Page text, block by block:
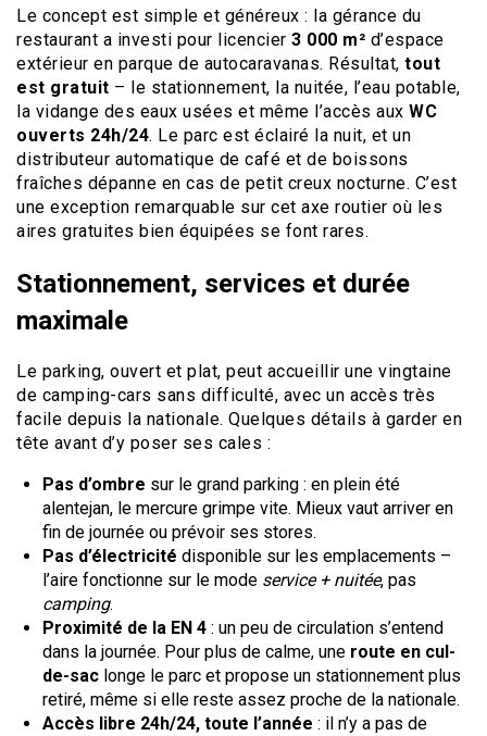
Le concept est simple et généreux : la gérance du
restaurant a investi pour licencier 3 000 m² d’espace
extérieur en parque de autocaravanas. Résultat, tout
est gratuit – le stationnement, la nuitée, l’eau potable,
la vidange des eaux usées et même l’accès aux WC
ouverts 24h/24. Le parc est éclairé la nuit, et un
distributeur automatique de café et de boissons
fraîches dépanne en cas de petit creux nocturne. C’est
une exception remarquable sur cet axe routier où les
aires gratuites bien équipées se font rares.
Stationnement, services et durée
maximale
Le parking, ouvert et plat, peut accueillir une vingtaine
de camping-cars sans difficulté, avec un accès très
facile depuis la nationale. Quelques détails à garder en
tête avant d’y poser ses cales :
Pas d’ombre sur le grand parking : en plein été
alentejan, le mercure grimpe vite. Mieux vaut arriver en
fin de journée ou prévoir ses stores.
Pas d’électricité disponible sur les emplacements –
l’aire fonctionne sur le mode service + nuitée, pas
camping.
Proximité de la EN 4 : un peu de circulation s’entend
dans la journée. Pour plus de calme, une route en cul-
de-sac longe le parc et propose un stationnement plus
retiré, même si elle reste assez proche de la nationale.
Accès libre 24h/24, toute l’année : il n’y a pas de